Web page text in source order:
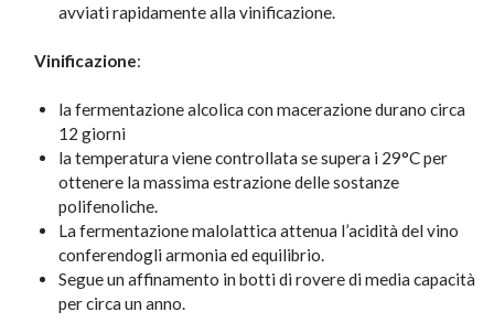
avviati rapidamente alla vinificazione.
Vinificazione:
la fermentazione alcolica con macerazione durano circa
12 giorni
la temperatura viene controllata se supera i 29°C per
ottenere la massima estrazione delle sostanze
polifenoliche.
La fermentazione malolattica attenua l’acidità del vino
conferendogli armonia ed equilibrio.
Segue un affinamento in botti di rovere di media capacità
per circa un anno.